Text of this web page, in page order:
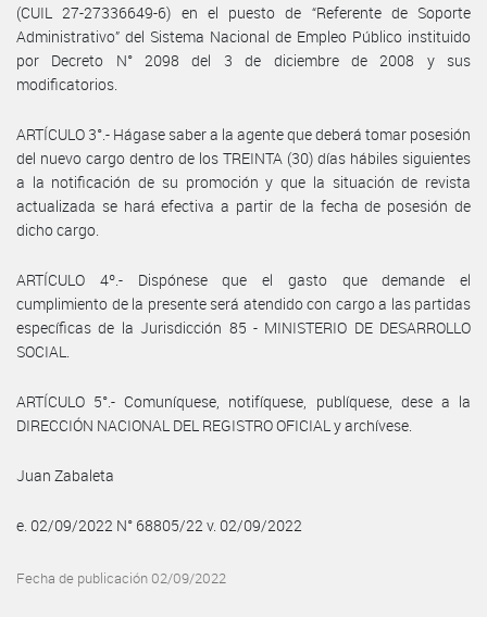
(CUIL 27-27336649-6) en el puesto de “Referente de Soporte
Administrativo” del Sistema Nacional de Empleo Público instituido
por Decreto N° 2098 del 3 de diciembre de 2008 y sus
modificatorios.
ARTÍCULO 3°.- Hágase saber a la agente que deberá tomar posesión
del nuevo cargo dentro de los TREINTA (30) días hábiles siguientes
a la notificación de su promoción y que la situación de revista
actualizada se hará efectiva a partir de la fecha de posesión de
dicho cargo.
ARTÍCULO 4º.- Dispónese que el gasto que demande el
cumplimiento de la presente será atendido con cargo a las partidas
específicas de la Jurisdicción 85 - MINISTERIO DE DESARROLLO
SOCIAL.
ARTÍCULO 5°.- Comuníquese, notifíquese, publíquese, dese a la
DIRECCIÓN NACIONAL DEL REGISTRO OFICIAL y archívese.
Juan Zabaleta
e. 02/09/2022 N° 68805/22 v. 02/09/2022
Fecha de publicación 02/09/2022